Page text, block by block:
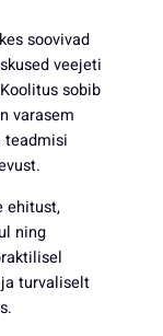
soovivad
veejeti
sobib
varasem
teadmisi
ehitust,
ning
turvaliselt